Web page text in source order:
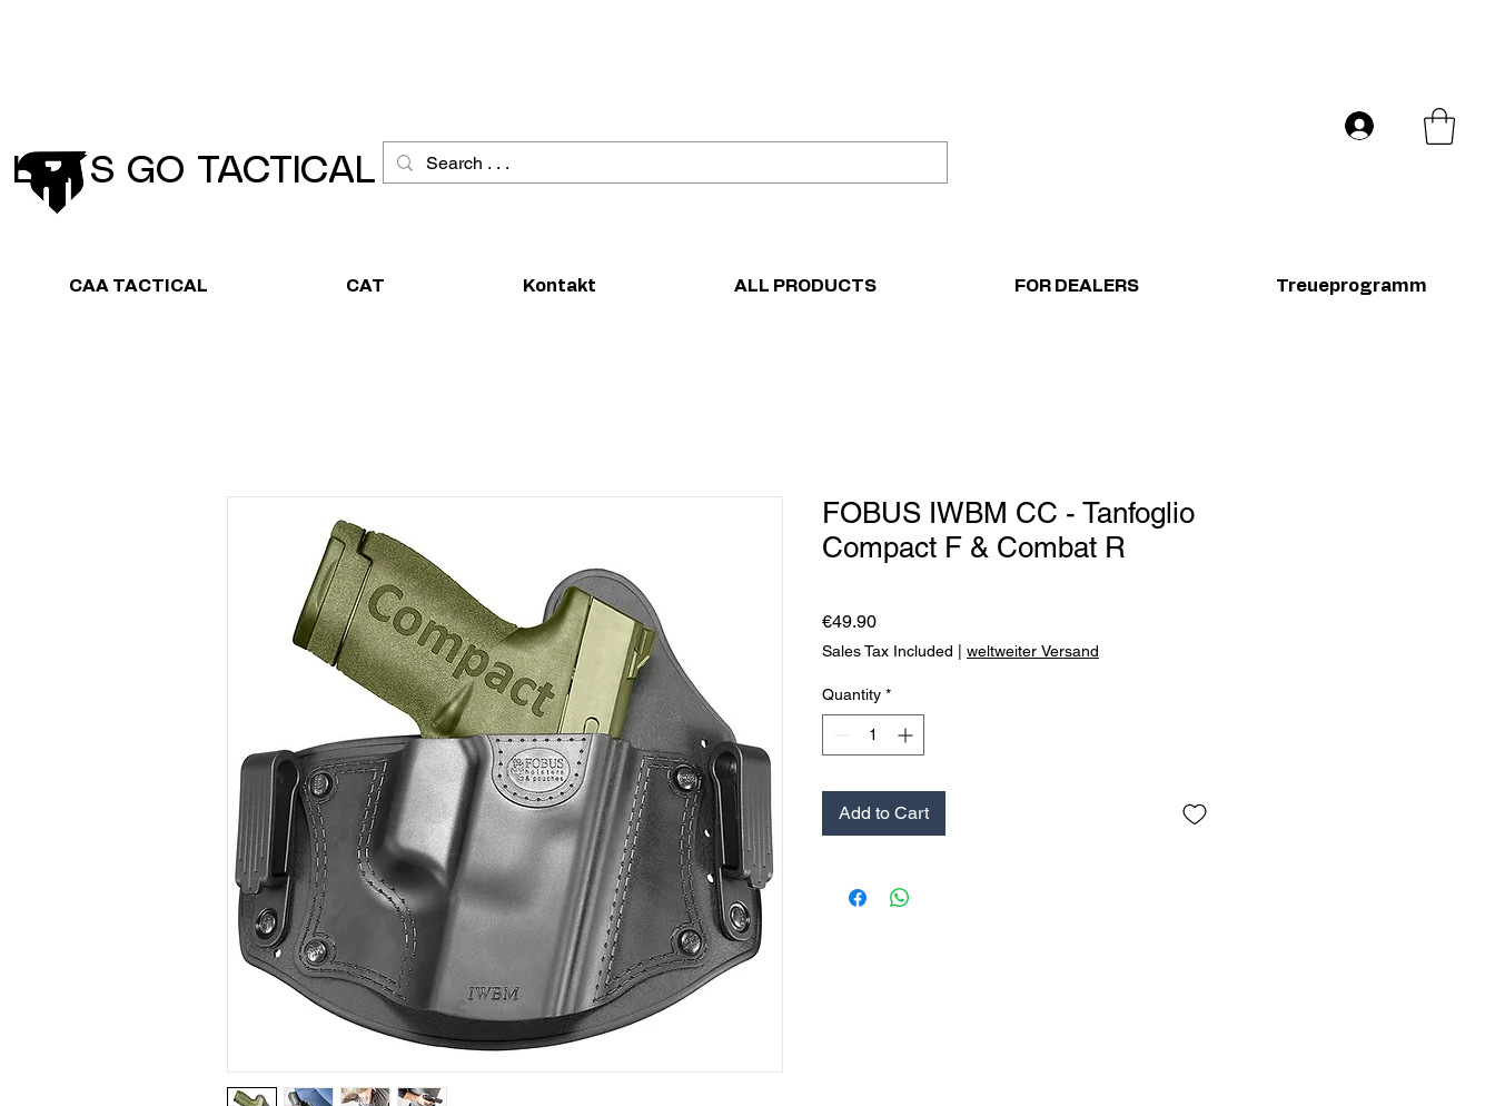
Log In
LET´S GO TACTICAL
CAA TACTICAL CAT Kontakt ALL PRODUCTS FOR DEALERS Treueprogramm
FOBUS IWBM CC - Tanfoglio
Compact F & Combat R
€49.90Price
Sales Tax Included weltweiter Versand
Quantity *
Add to Cart